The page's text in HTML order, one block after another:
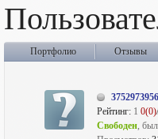
Портфолио Отзывы
Рейтинг: 1 0(0)
Свободен, был